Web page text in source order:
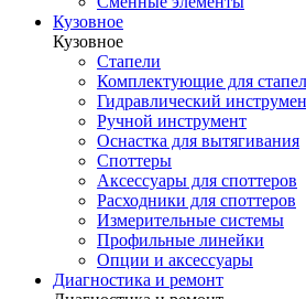
Кузовное
Кузовное
Стапели
Комплектующие для
Гидравлический
Ручной инструмент
Оснастка для вытягивания
Споттеры
Аксессуары для споттеров
Расходники для споттеров
Измерительные системы
Профильные линейки
Опции и аксессуары
Диагностика и ремонт